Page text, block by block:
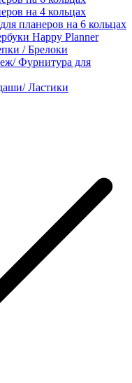
на 4 кольцах
планеров на 6 кольцах
Happy Planner
/ Брелоки
Фурнитура для
Ластики